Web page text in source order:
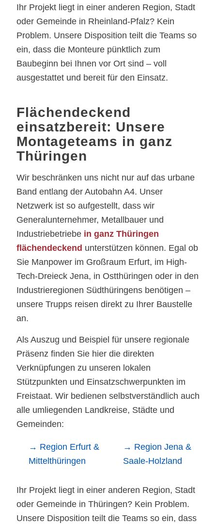
Ihr Projekt liegt in einer anderen Region, Stadt
oder Gemeinde in Rheinland-Pfalz? Kein
Problem. Unsere Disposition teilt die Teams so
ein, dass die Monteure pünktlich zum
Baubeginn bei Ihnen vor Ort sind – voll
ausgestattet und bereit für den Einsatz.
Flächendeckend
einsatzbereit: Unsere
Montageteams in ganz
Thüringen
Wir beschränken uns nicht nur auf das urbane
Band entlang der Autobahn A4. Unser
Netzwerk ist so aufgestellt, dass wir
Generalunternehmer, Metallbauer und
Industriebetriebe in ganz Thüringen
flächendeckend unterstützen können. Egal ob
Sie Manpower im Großraum Erfurt, im High-
Tech-Dreieck Jena, in Ostthüringen oder in den
Industrieregionen Südthüringens benötigen –
unsere Trupps reisen direkt zu Ihrer Baustelle
an.
Als Auszug und Beispiel für unsere regionale
Präsenz finden Sie hier die direkten
Verknüpfungen zu unseren lokalen
Stützpunkten und Einsatzschwerpunkten im
Freistaat. Wir bedienen selbstverständlich auch
alle umliegenden Landkreise, Städte und
Gemeinden:
→ Region Erfurt &
Mittelthüringen
→ Region Jena &
Saale-Holzland
Ihr Projekt liegt in einer anderen Region, Stadt
oder Gemeinde in Thüringen? Kein Problem.
Unsere Disposition teilt die Teams so ein, dass